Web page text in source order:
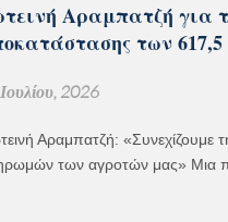
Αραμπατζή για
των 617,5
2026
Αραμπατζή:
των αγροτών μας» Μια